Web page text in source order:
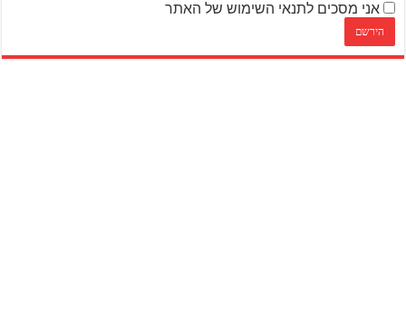
אני מסכים לתנאי השימוש של האתר